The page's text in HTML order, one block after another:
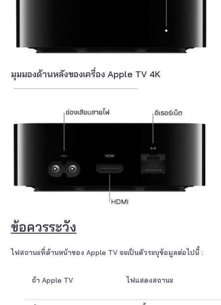
มุมมองด้านหลังของเครื่อง Apple TV 4K
ข้อควรระวัง
ไฟสถานะที่ด้านหน้าของ Apple TV จะเป็นตัวระบุข้อมูลต่อไปนี้ :
ถ้า Apple TV ไฟแสดงสถานะ